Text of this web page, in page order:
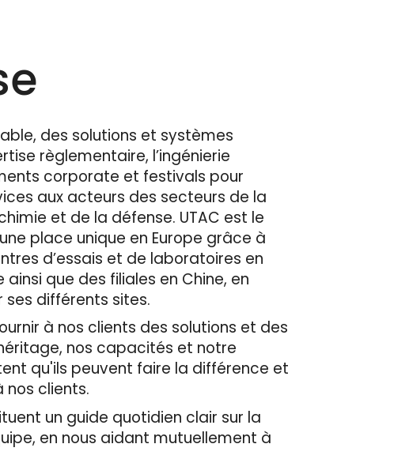
des solutions et systèmes
règlementaire, l’ingénierie
corporate et festivals pour
aux acteurs des secteurs de la
et de la défense. UTAC est le
place unique en Europe grâce à
d’essais et de laboratoires en
ainsi que des filiales en Chine, en
ses différents sites.
à nos clients des solutions et des
nos capacités et notre
qu'ils peuvent faire la différence et
nos clients.
un guide quotidien clair sur la
en nous aidant mutuellement à